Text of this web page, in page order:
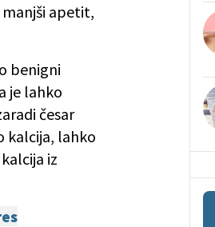
apetit,
benigni
je lahko
česar
kalcija, lahko
iz